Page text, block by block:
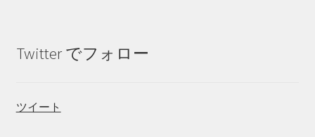
Twitter でフォロー
ツイート